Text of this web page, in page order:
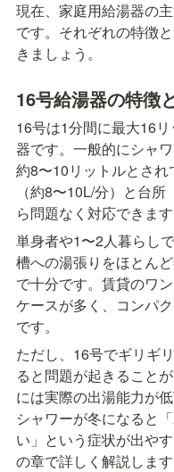
現在、家庭用給湯器の
です。それぞれの特徴
きましょう。
16号給湯器の特徴
16号は1分間に最大16
器です。一般的にシャ
約8〜10リットルとさ
（約8〜10L/分）と台
ら問題なく対応できます
単身者や1〜2人暮らし
槽への湯張りをほとん
で十分です。賃貸のワ
ケースが多く、コンパ
です。
ただし、16号でギリギ
ると問題が起きること
には実際の出湯能力が
シャワーが冬になると
い」という症状が出や
の章で詳しく解説します